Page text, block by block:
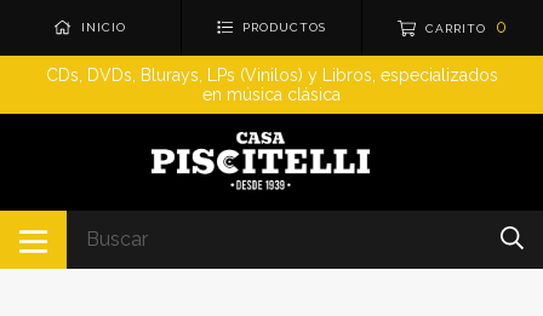
INICIO PRODUCTOS CARRITO 0
CDs, DVDs, Blurays, LPs (Vinilos) y Libros, especializados
en música clásica